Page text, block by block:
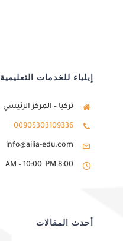
إيلياء للخدمات التعليمية
تركيا – المركز الرئيسي
00905303109336
info@ailia-edu.com
8:00 AM – 10:00 PM
أحدث المقالات